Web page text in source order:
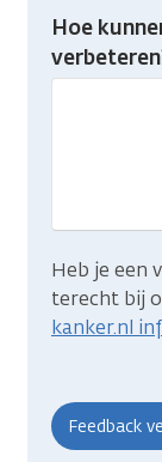
Heb
gevonden
Hoe
Heb je een
terecht bij
kanker.nl